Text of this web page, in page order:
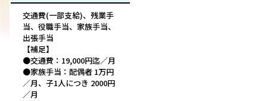
交通費(一部支給)、残業手
当、役職手当、家族手当、
出張手当
【補足】
●交通費：19,000円迄／月
●家族手当：配偶者 1万円
／月、子1人につき 2000円
／月